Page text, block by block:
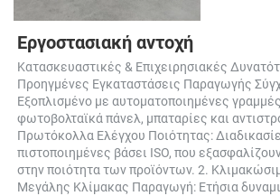
Εργοστασιακή αντοχή
Κατασκευαστικές & Επιχειρησιακές
Προηγμένες Εγκαταστάσεις Παραγωγής
Εξοπλισμένο με αυτοματοποιημένες
φωτοβολταϊκά πάνελ, μπαταρίες και
Πρωτόκολλα Ελέγχου Ποιότητας:
πιστοποιημένες βάσει ISO, που
στην ποιότητα των προϊόντων. 2.
Μεγάλης Κλίμακας Παραγωγή: Ετήσια